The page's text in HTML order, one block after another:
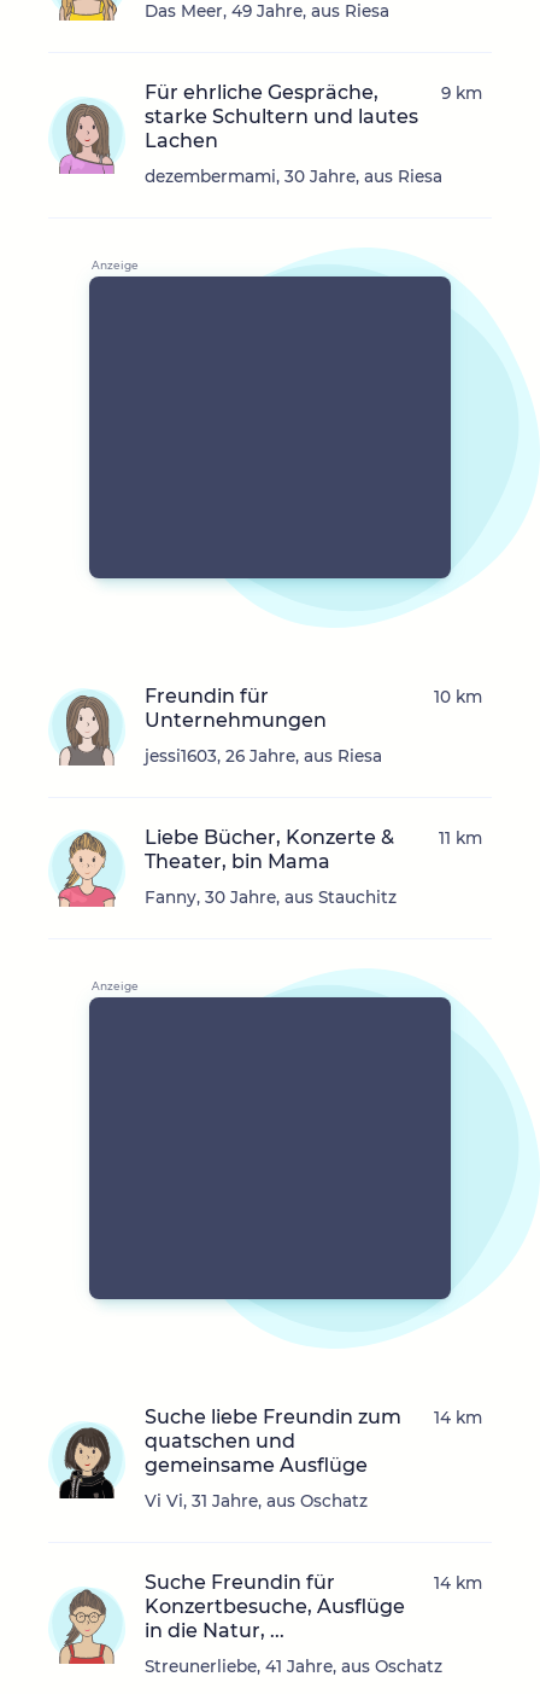
Das Meer, 49 Jahre, aus Riesa
Für ehrliche Gespräche,
starke Schultern und lautes
Lachen
dezembermami, 30 Jahre, aus Riesa
9 km
Freundin für
Unternehmungen
jessi1603, 26 Jahre, aus Riesa
10 km
Liebe Bücher, Konzerte &
Theater, bin Mama
Fanny, 30 Jahre, aus Stauchitz
11 km
Suche liebe Freundin zum
quatschen und
gemeinsame Ausflüge
Vi Vi, 31 Jahre, aus Oschatz
14 km
Suche Freundin für
Konzertbesuche, Ausflüge
in die Natur, ...
Streunerliebe, 41 Jahre, aus Oschatz
14 km